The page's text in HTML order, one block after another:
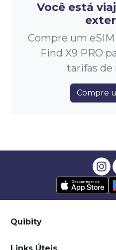
Você está
Compre um
Find X9 PRO
tarifas de
Compre
Quibity
Links Úteis